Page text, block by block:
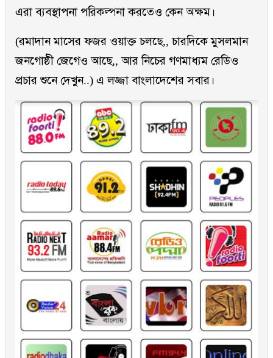
এরা ব্যবস্থাপনা পরিকল্পনা করতেও কেন অক্ষম।
(রমাদান মাসের ফজর ওয়াক্ত চলছে,, চারদিকে মুসলমান
জনগোষ্ঠী জেগেও আছে,, আর নিচের গণমাধ্যম রেডিও
প্রচার শুনে দেখুন..) এ লজ্জা বাংলাদেশের সবার।